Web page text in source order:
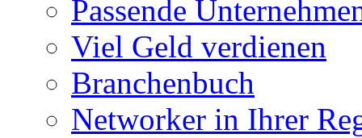
Passende
Viel Geld verdienen
Branchenbuch
Networker in Ihrer